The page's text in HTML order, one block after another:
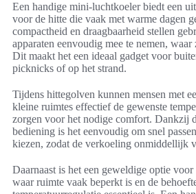
Een handige mini-luchtkoeler biedt een
voor de hitte die vaak met warme dagen
compactheid en draagbaarheid stellen
apparaten eenvoudig mee te nemen, waar
Dit maakt het een ideaal gadget voor
picknicks of op het strand.
Tijdens hittegolven kunnen mensen met
kleine ruimtes effectief de gewenste
zorgen voor het nodige comfort. Dankzij
bediening is het eenvoudig om snel
kiezen, zodat de verkoeling onmiddellijk
Daarnaast is het een geweldige optie
waar ruimte vaak beperkt is en de